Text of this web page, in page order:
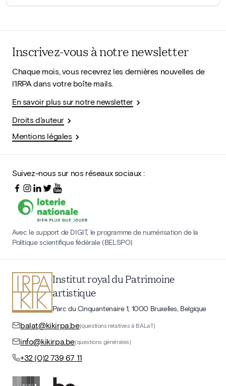
Inscrivez-vous à notre newsletter
Chaque mois, vous recevrez les dernières nouvelles de
l'IRPA dans votre boîte mails.
En savoir plus sur notre newsletter
Droits d'auteur
Mentions légales
Suivez-nous sur nos réseaux sociaux :
Avec le support de DIGIT, le programme de numérisation de la
Politique scientifique fédérale (BELSPO)
Institut royal du Patrimoine
artistique
Parc du Cinquantenaire 1, 1000 Bruxelles, Belgique
balat@kikirpa.be(questions relatives à BALaT)
info@kikirpa.be(questions générales)
+32 (0)2 739 67 11